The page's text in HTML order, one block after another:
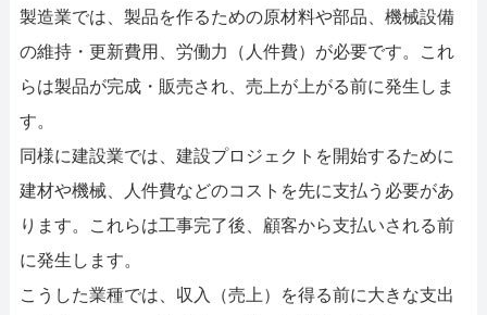
製造業では、製品を作るための原材料や部品、機械設備
の維持・更新費用、労働力（人件費）が必要です。これ
らは製品が完成・販売され、売上が上がる前に発生しま
す。
同様に建設業では、建設プロジェクトを開始するために
建材や機械、人件費などのコストを先に支払う必要があ
ります。これらは工事完了後、顧客から支払いされる前
に発生します。
こうした業種では、収入（売上）を得る前に大きな支出